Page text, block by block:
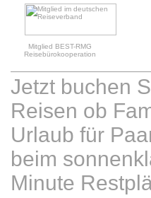
Mitglied BEST-RMG
Reisebürokooperation
Jetzt buchen
Reisen ob
Urlaub für
beim
Minute